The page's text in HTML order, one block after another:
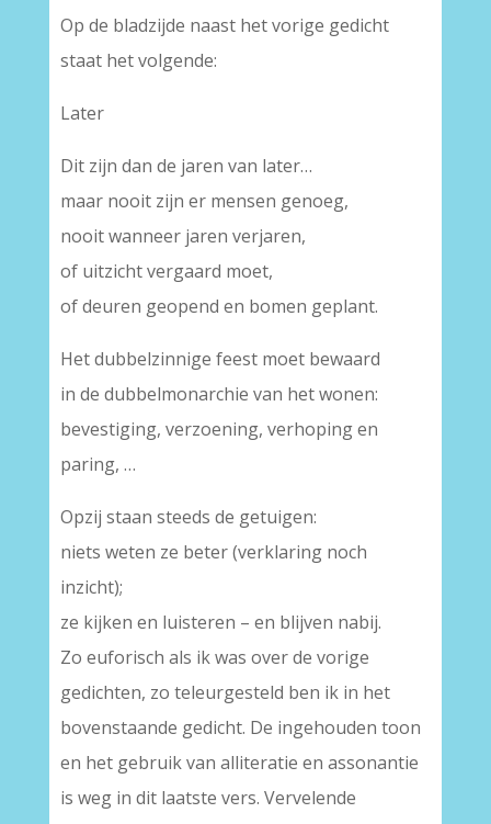
Op de bladzijde naast het vorige gedicht
staat het volgende:
Later
Dit zijn dan de jaren van later…
maar nooit zijn er mensen genoeg,
nooit wanneer jaren verjaren,
of uitzicht vergaard moet,
of deuren geopend en bomen geplant.
Het dubbelzinnige feest moet bewaard
in de dubbelmonarchie van het wonen:
bevestiging, verzoening, verhoping en
paring, …
Opzij staan steeds de getuigen:
niets weten ze beter (verklaring noch
inzicht);
ze kijken en luisteren – en blijven nabij.
Zo euforisch als ik was over de vorige
gedichten, zo teleurgesteld ben ik in het
bovenstaande gedicht. De ingehouden toon
en het gebruik van alliteratie en assonantie
is weg in dit laatste vers. Vervelende